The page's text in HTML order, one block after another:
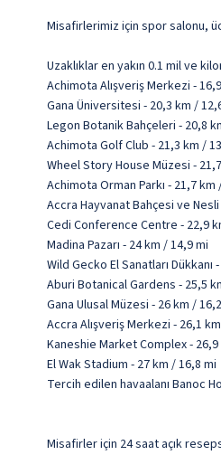
Misafirlerimiz için spor salonu,
Uzaklıklar en yakın 0.1 mil ve
Achimota Alışveriş Merkezi -
Gana Üniversitesi - 20,3 km /
Legon Botanik Bahçeleri - 20,8
Achimota Golf Club - 21,3 km /
Wheel Story House Müzesi -
Achimota Orman Parkı - 21,7 km
Accra Hayvanat Bahçesi ve
Cedi Conference Centre - 22,9
Madina Pazarı - 24 km / 14,9 mi
Wild Gecko El Sanatları Dükkanı
Aburi Botanical Gardens - 25,5
Gana Ulusal Müzesi - 26 km /
Accra Alışveriş Merkezi - 26,1
Kaneshie Market Complex -
El Wak Stadium - 27 km / 16,8 mi
Tercih edilen havaalanı Banoc
Misafirler için 24 saat açık